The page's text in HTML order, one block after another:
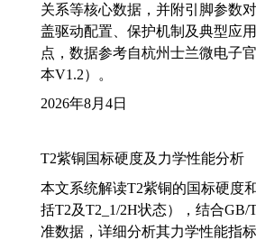
关系等核心数据，并附引脚参数
盖驱动配置、保护机制及典型应
点，数据参考自杭州士兰微电子
本V1.2）。
2026年8月4日
T2紫铜国标硬度及力学性能分析
本文系统解读T2紫铜的国标硬度
括T2及T2_1/2H状态），结合GB/
准数据，详细分析其力学性能指